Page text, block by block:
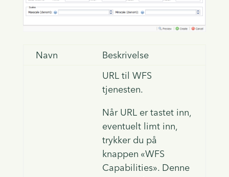
Navn Beskrivelse
URL til WFS
tjenesten.
Når URL er tastet inn,
eventuelt limt inn,
trykker du på
knappen «WFS
Capabilities». Denne